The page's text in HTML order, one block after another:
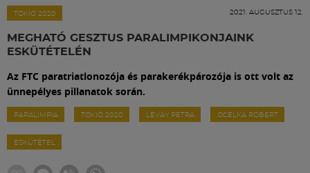
TOKIÓ 2020 2021. AUGUSZTUS 12.
MEGHATÓ GESZTUS PARALIMPIKONJAINK
ESKÜTÉTELÉN
Az FTC paratriatlonozója és parakerékpározója is ott volt az
ünnepélyes pillanatok során.
PARALIMPIA TOKIÓ 2020 LÉVAY PETRA OCELKA RÓBERT
ESKÜTÉTEL
Labdarúgás
Meccscenter
Klub